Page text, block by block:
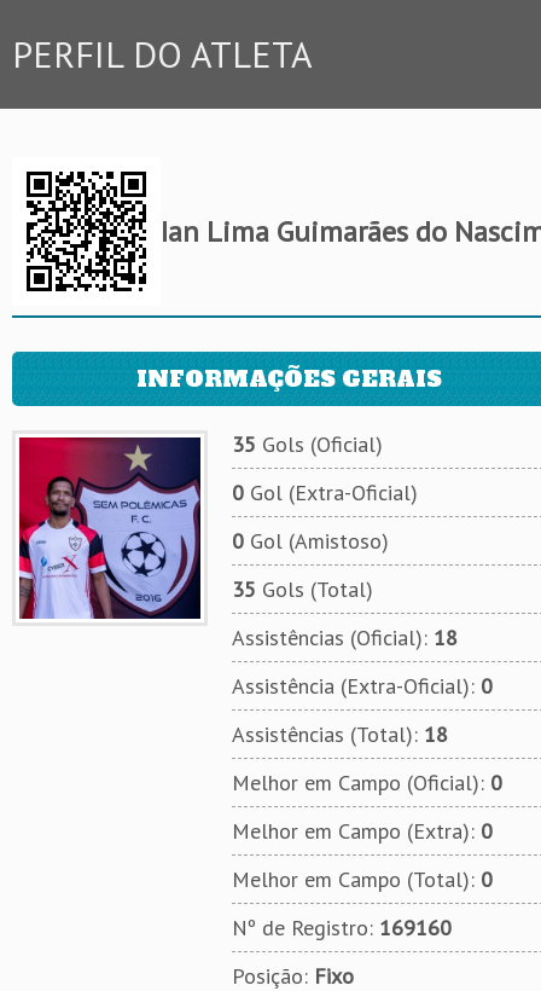
PERFIL DO ATLETA
Ian Lima Guimarães do
INFORMAÇÕES GERAIS
35 Gols (Oficial)
0Gol (Extra-Oficial)
0Gol (Amistoso)
35 Gols (Total)
Assistências (Oficial): 18
Assistência (Extra-Oficial): 0
Assistências (Total): 18
Melhor em Campo (Oficial): 0
Melhor em Campo (Extra): 0
Melhor em Campo (Total): 0
Nº de Registro: 169160
Posição: Fixo